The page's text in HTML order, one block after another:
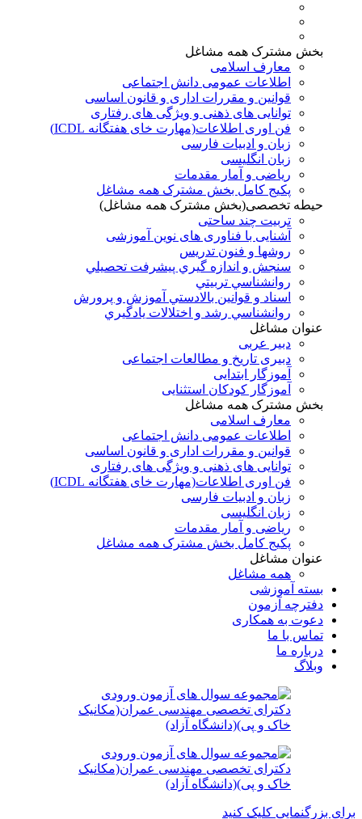
بخش مشترک همه مشاغل
معارف اسلامی
اطلاعات عمومی دانش اجتماعی
قوانین و مقررات اداری و قانون اساسی
توانایی های ذهنی و ویژگی های رفتاری
فن اوری اطلاعات(مهارت خای هفتگانه ICDL)
زبان و ادبیات فارسی
زبان انگلیسی
ریاضی و آمار مقدمات
پکیج کامل بخش مشترک همه مشاغل
حیطه تخصصی(بخش مشترک همه مشاغل)
تربیت چند ساحتی
آشنایی با فناوری های نوین آموزشی
روشها و فنون تدريس
سنجش و اندازه گيري پيشرفت تحصيلي
روانشناسي تربيتي
اسناد و قوانين بالادستي آموزش و پرورش
روانشناسي رشد و اختلالات يادگيري
عنوان مشاغل
دبير عربی
دبیری تاریخ و مطالعات اجتماعی
آموزگار ابتدایی
آموزگار کودکان استثنایی
بخش مشترک همه مشاغل
معارف اسلامی
اطلاعات عمومی دانش اجتماعی
قوانین و مقررات اداری و قانون اساسی
توانایی های ذهنی و ویژگی های رفتاری
فن اوری اطلاعات(مهارت خای هفتگانه ICDL)
زبان و ادبیات فارسی
زبان انگلیسی
ریاضی و آمار مقدمات
پکیج کامل بخش مشترک همه مشاغل
عنوان مشاغل
همه مشاغل
بسته آموزشی
دفترچه آزمون
دعوت به همکاری
تماس با ما
درباره ما
وبلاگ
برای بزرگنمایی کلیک کنید